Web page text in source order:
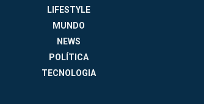
LIFESTYLE
MUNDO
NEWS
POLÍTICA
TECNOLOGIA